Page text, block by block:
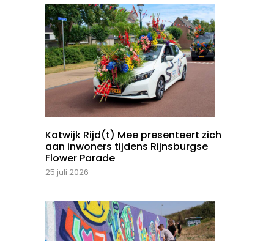
Katwijk Rijd(t) Mee presenteert zich
aan inwoners tijdens Rijnsburgse
Flower Parade
25 juli 2026